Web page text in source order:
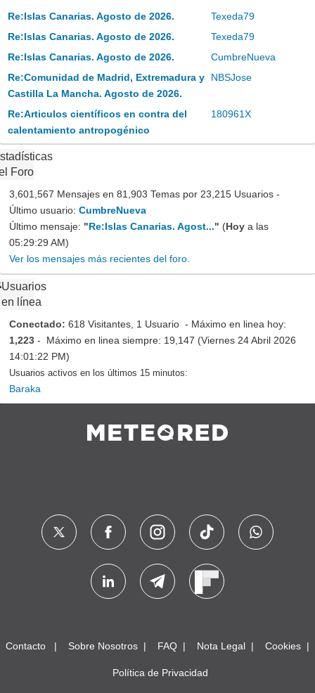
Re:Islas Canarias. Agosto de 2026.
Texeda79
Re:Islas Canarias. Agosto de 2026.
Texeda79
Re:Islas Canarias. Agosto de 2026.
CumbreNueva
Re:Comunidad de Madrid, Extremadura y
Castilla La Mancha. Agosto de 2026.
NBSJose
Re:Articulos científicos en contra del
calentamiento antropogénico
180961X
Foro
3,601,567 Mensajes en 81,903 Temas por 23,215 Usuarios -
Último usuario: CumbreNueva
Último mensaje: "Re:Islas Canarias. Agost..." (Hoy a las
05:29:29 AM)
Ver los mensajes más recientes del foro.
Usuarios
en línea
Conectado: 618 Visitantes, 1 Usuario - Máximo en linea hoy:
1,223 - Máximo en linea siempre: 19,147 (Viernes 24 Abril 2026
14:01:22 PM)
Usuarios activos en los últimos 15 minutos:
Baraka
Contacto Sobre Nosotros FAQ Nota Legal Cookies
Política de Privacidad